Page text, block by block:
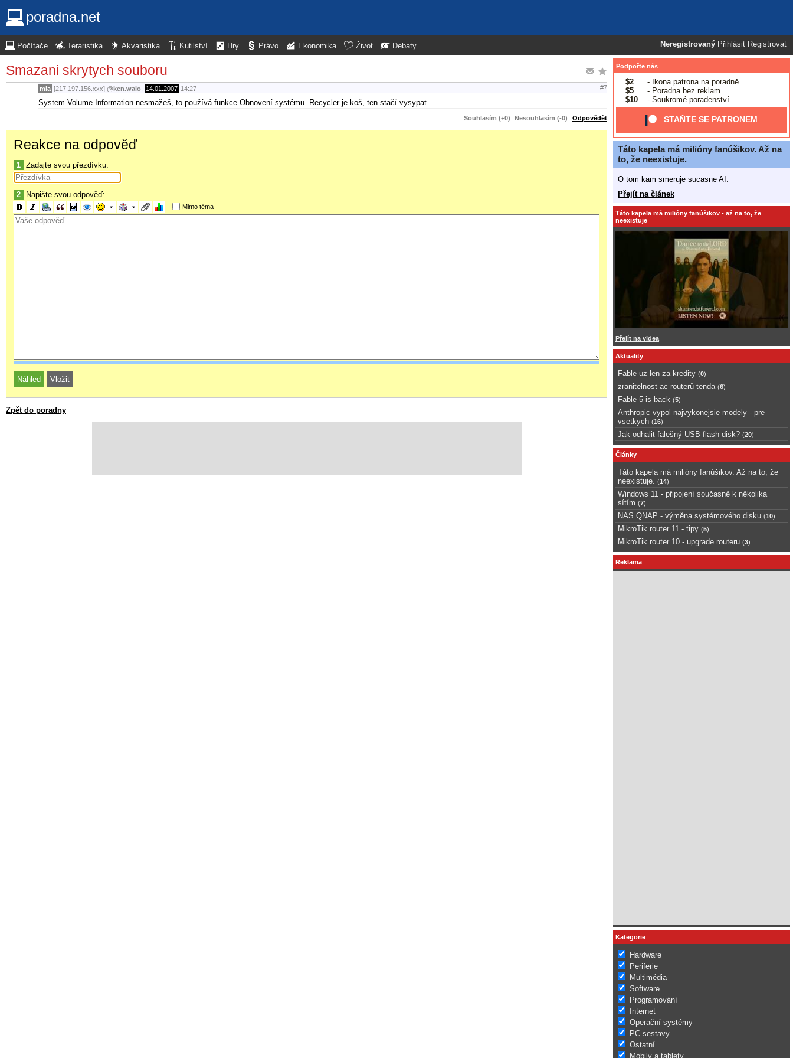
poradna.net
Neregistrovaný Přihlásit Registrovat
Počítače Teraristika Akvaristika Kutilství Hry Právo Ekonomika Život Debaty
Smazani skrytych souboru
mia [217.197.156.xxx] @ken.walo 14.01.2007 14:27 #7
System Volume Information nesmažeš, to používá funkce Obnovení systému. Recycler je koš, ten stačí vysypat.
Souhlasím (+0) Nesouhlasím (-0) Odpovědět
Reakce na odpověď
1 Zadajte svou přezdívku:
2 Napište svou odpověď:
Mimo téma
Zpět do poradny
Podpořte nás
$2
- Ikona patrona na poradně
$5
- Poradna bez reklam
$10
- Soukromé poradenství
STAŇTE SE PATRONEM
Táto kapela má milióny fanúšikov. Až na
to, že neexistuje.
O tom kam smeruje sucasne AI.
Přejít na článek
Táto kapela má milióny fanúšikov - až na to, že
neexistuje
Přejít na videa
Aktuality
Fable uz len za kredity (0)
zranitelnost ac routerů tenda (6)
Fable 5 is back (5)
Anthropic vypol najvykonejsie modely - pre
vsetkych (16)
Jak odhalit falešný USB flash disk? (20)
Články
Táto kapela má milióny fanúšikov. Až na to, že
neexistuje.
(14)
Windows 11 - připojení současně k několika
sítím (7)
NAS QNAP - výměna systémového disku (10)
MikroTik router 11 - tipy (5)
MikroTik router 10 - upgrade routeru (3)
Reklama
Kategorie
Hardware
Periferie
Multimédia
Software
Programování
Internet
Operační systémy
PC sestavy
Ostatní
Mobily a tablety